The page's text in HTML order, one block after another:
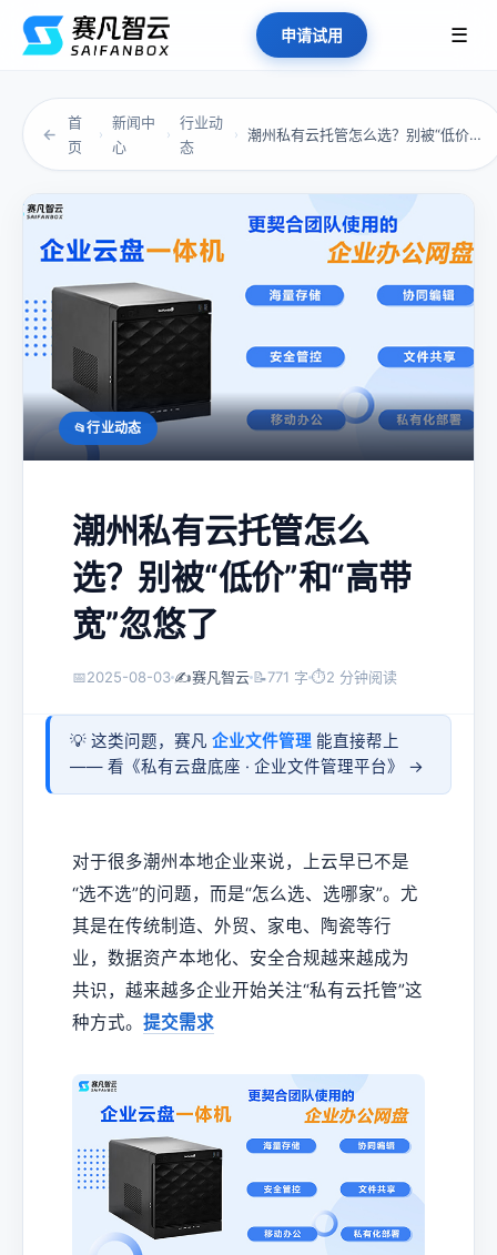
申请试用 ☰
←
首
页
›
新闻中
心
›
行业动
态
› 潮州私有云托管怎么选？别被“低价”和“高带宽...
行业动态
潮州私有云托管怎么
选？别被“低价”和“高带
宽”忽悠了
📅2025-08-03 ✍️赛凡智云 📝771 字 ⏱2 分钟阅读
💡 这类问题，赛凡 企业文件管理 能直接帮上
—— 看《私有云盘底座 · 企业文件管理平台》 →
对于很多潮州本地企业来说，上云早已不是
“选不选”的问题，而是“怎么选、选哪家”。尤
其是在传统制造、外贸、家电、陶瓷等行
业，数据资产本地化、安全合规越来越成为
共识，越来越多企业开始关注“私有云托管”这
种方式。 提交需求